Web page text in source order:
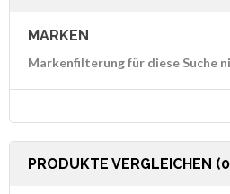
MARKEN
Markenfilterung für diese Suche
PRODUKTE VERGLEICHEN